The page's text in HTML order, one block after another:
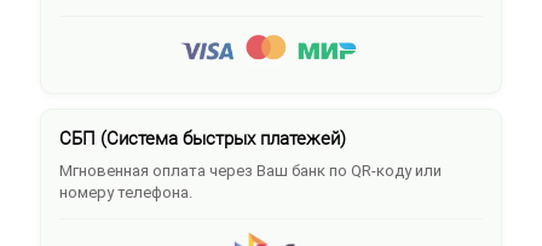
СБП (Система быстрых платежей)
Мгновенная оплата через Ваш банк по QR-коду или
номеру телефона.